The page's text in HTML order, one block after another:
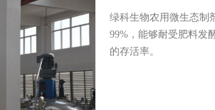
绿科生物农用微生态制
99%，能够耐受肥料发
的存活率。